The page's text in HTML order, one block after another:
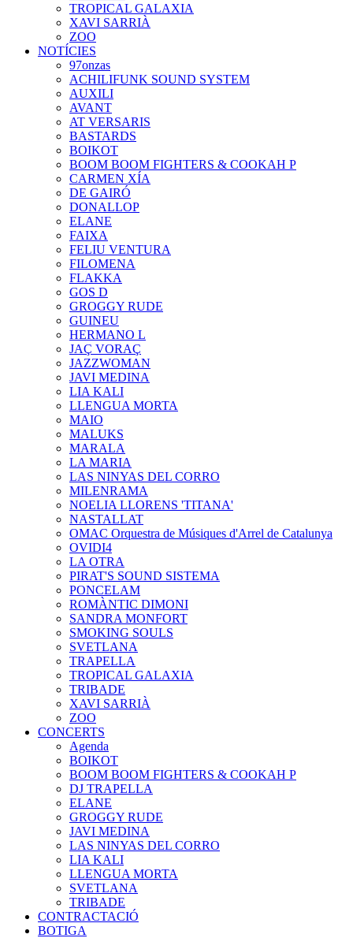
TROPICAL GALAXIA
XAVI SARRIÀ
ZOO
NOTÍCIES
97onzas
ACHILIFUNK SOUND SYSTEM
AUXILI
AVANT
AT VERSARIS
BASTARDS
BOIKOT
BOOM BOOM FIGHTERS & COOKAH P
CARMEN XÍA
DE GAIRÓ
DONALLOP
ELANE
FAIXA
FELIU VENTURA
FILOMENA
FLAKKA
GOS D
GROGGY RUDE
GUINEU
HERMANO L
JAÇ VORAÇ
JAZZWOMAN
JAVI MEDINA
LIA KALI
LLENGUA MORTA
MAIO
MALUKS
MARALA
LA MARIA
LAS NINYAS DEL CORRO
MILENRAMA
NOELIA LLORENS 'TITANA'
NASTALLAT
OMAC Orquestra de Músiques d'Arrel de Catalunya
OVIDI4
LA OTRA
PIRAT'S SOUND SISTEMA
PONCELAM
ROMÀNTIC DIMONI
SANDRA MONFORT
SMOKING SOULS
SVETLANA
TRAPELLA
TROPICAL GALAXIA
TRIBADE
XAVI SARRIÀ
ZOO
CONCERTS
Agenda
BOIKOT
BOOM BOOM FIGHTERS & COOKAH P
DJ TRAPELLA
ELANE
GROGGY RUDE
JAVI MEDINA
LAS NINYAS DEL CORRO
LIA KALI
LLENGUA MORTA
SVETLANA
TRIBADE
CONTRACTACIÓ
BOTIGA